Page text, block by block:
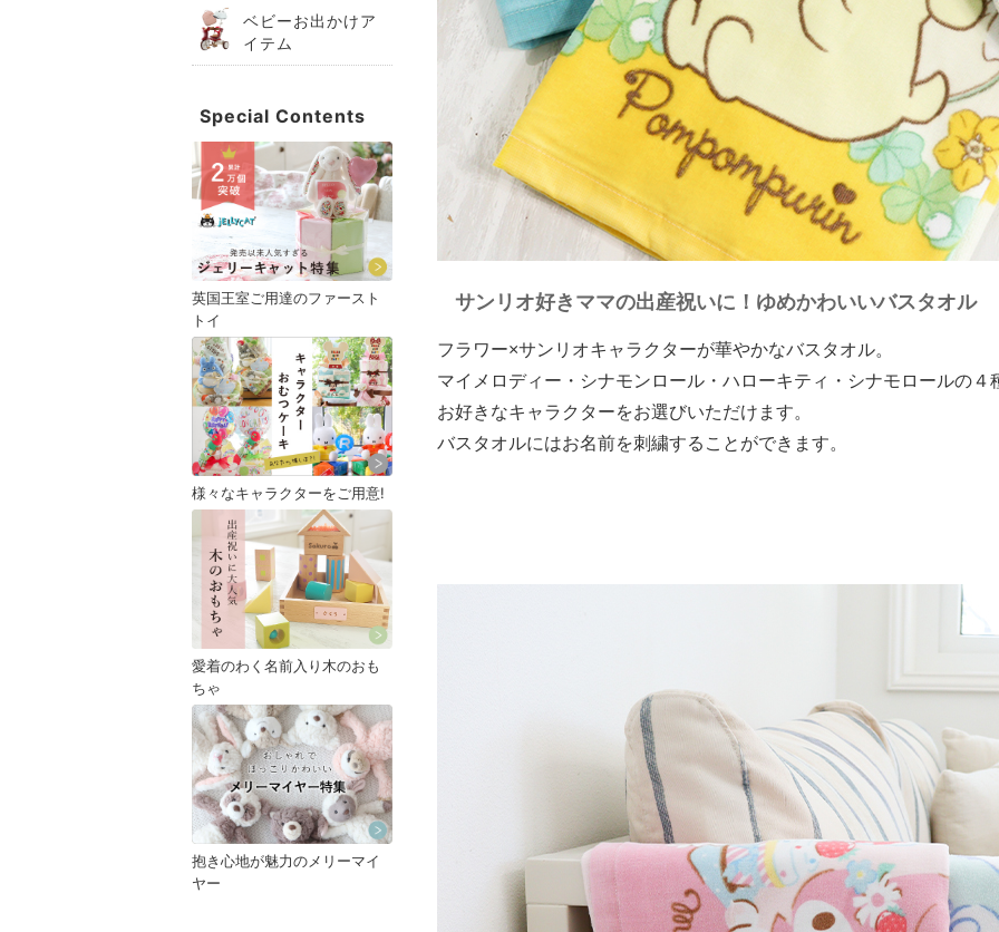
サンリオ好きママの出産祝いに！ゆめかわいいバスタオル
フラワー×サンリオキャラクターが華やかなバスタオル。
マイメロディー・シナモンロール・ハローキティ・シナモロールの４
お好きなキャラクターをお選びいただけます。
バスタオルにはお名前を刺繍することができます。
ベビーお出かけア
イテム
Special Contents
英国王室ご用達のファースト
トイ
様々なキャラクターをご用意!
愛着のわく名前入り木のおも
ちゃ
抱き心地が魅力のメリーマイ
ヤー